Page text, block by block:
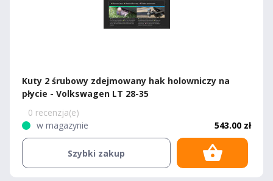
Kuty 2 śrubowy zdejmowany hak holowniczy na
płycie - Volkswagen LT 28-35
0 recenzja(e)
w magazynie
543.00 zł
Szybki zakup